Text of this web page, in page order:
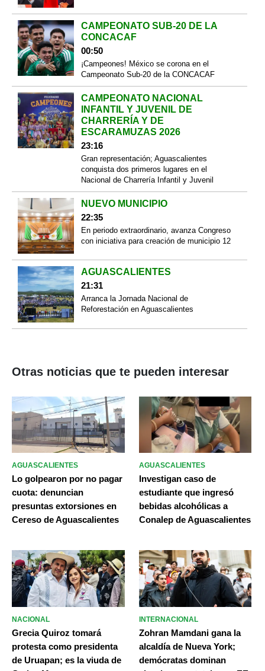
CAMPEONATO SUB-20 DE LA
CONCACAF
00:50
¡Campeones! México se corona en el
Campeonato Sub-20 de la CONCACAF
CAMPEONATO NACIONAL
INFANTIL Y JUVENIL DE
CHARRERÍA Y DE
ESCARAMUZAS 2026
23:16
Gran representación; Aguascalientes
conquista dos primeros lugares en el
Nacional de Charrería Infantil y Juvenil
NUEVO MUNICIPIO
22:35
En periodo extraordinario, avanza Congreso
con iniciativa para creación de municipio 12
AGUASCALIENTES
21:31
Arranca la Jornada Nacional de
Reforestación en Aguascalientes
Otras noticias que te pueden interesar
AGUASCALIENTES
Lo golpearon por no pagar
cuota: denuncian
presuntas extorsiones en
Cereso de Aguascalientes
AGUASCALIENTES
Investigan caso de
estudiante que ingresó
bebidas alcohólicas a
Conalep de Aguascalientes
NACIONAL
Grecia Quiroz tomará
protesta como presidenta
de Uruapan; es la viuda de
INTERNACIONAL
Zohran Mamdani gana la
alcaldía de Nueva York;
demócratas dominan